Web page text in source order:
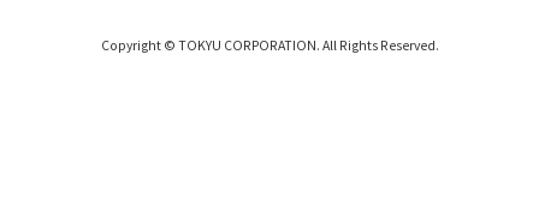
Copyright © TOKYU CORPORATION. All Rights Reserved.